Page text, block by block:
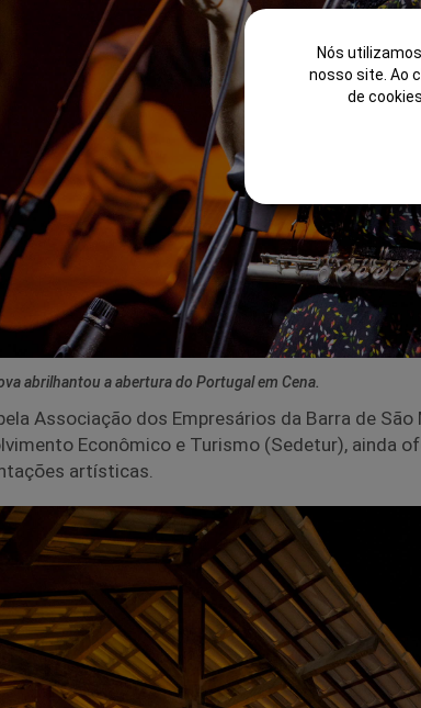
Nós utilizamos
nosso site. Ao
de
abrilhantou a abertura do Portugal em Cena.
Associação dos Empresários da Barra de
Econômico e Turismo (Sedetur), ainda
artísticas.